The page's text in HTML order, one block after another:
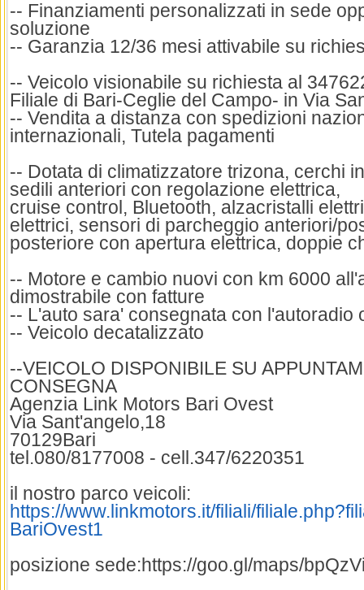
-- Finanziamenti personalizzati in sede
soluzione
-- Garanzia 12/36 mesi attivabile su
-- Veicolo visionabile su richiesta al
Filiale di Bari-Ceglie del Campo- in Via
-- Vendita a distanza con spedizioni
internazionali, Tutela pagamenti
-- Dotata di climatizzatore trizona, cerchi
sedili anteriori con regolazione elettrica,
cruise control, Bluetooth, alzacristalli
elettrici, sensori di parcheggio anteriori/
posteriore con apertura elettrica, doppie
-- Motore e cambio nuovi con km 6000
dimostrabile con fatture
-- L'auto sara' consegnata con l'autoradio
-- Veicolo decatalizzato
--VEICOLO DISPONIBILE SU
CONSEGNA
Agenzia Link Motors Bari Ovest
Via Sant'angelo,18
70129Bari
tel.080/8177008 - cell.347/6220351
il nostro parco veicoli:
https://www.linkmotors.it/filiali/
BariOvest1
posizione sede:https://goo.gl/maps/